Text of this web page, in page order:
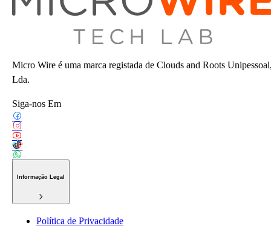
Micro Wire é uma marca registada de Clouds and Roots
Lda.
Siga-nos Em
Informação Legal
Política de Privacidade